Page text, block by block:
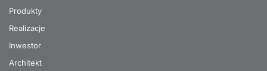
Produkty
Realizacje
Inwestor
Architekt